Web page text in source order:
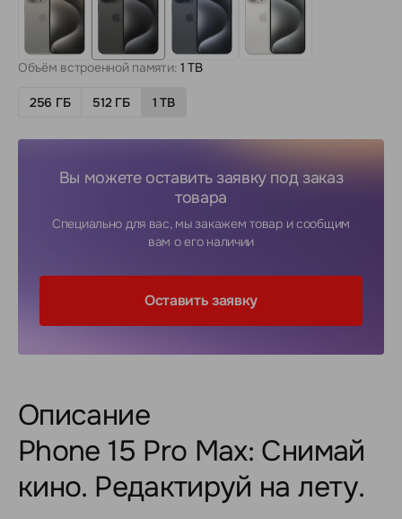
Объём встроенной памяти: 1 TB
256 ГБ 512 ГБ 1 TB
Вы можете оставить заявку под заказ
товара
Специально для вас, мы закажем товар и сообщим
вам о его наличии
Оставить заявку
Описание
Phone 15 Pro Max: Снимай
кино. Редактируй на лету.